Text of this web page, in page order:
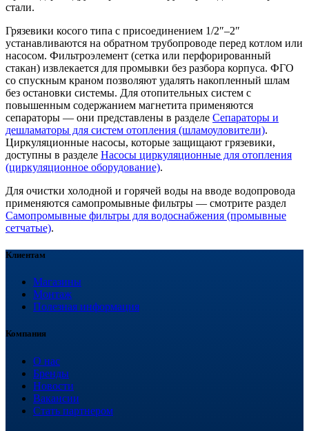
стали.
Грязевики косого типа с присоединением 1/2″–2″
устанавливаются на обратном трубопроводе перед котлом или
насосом. Фильтроэлемент (сетка или перфорированный
стакан) извлекается для промывки без разбора корпуса. ФГО
со спускным краном позволяют удалять накопленный шлам
без остановки системы. Для отопительных систем с
повышенным содержанием магнетита применяются
сепараторы — они представлены в разделе Сепараторы и
дешламаторы для систем отопления (шламоуловители).
Циркуляционные насосы, которые защищают грязевики,
доступны в разделе Насосы циркуляционные для отопления
(циркуляционное оборудование).
Для очистки холодной и горячей воды на вводе водопровода
применяются самопромывные фильтры — смотрите раздел
Самопромывные фильтры для водоснабжения (промывные
сетчатые).
Клиентам
Магазины
Монтаж
Полезная информация
Компания
О нас
Бренды
Новости
Вакансии
Стать партнером